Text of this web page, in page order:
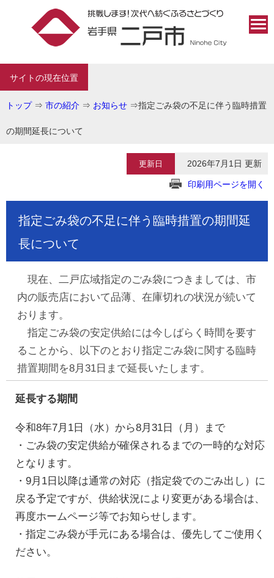
サイトの現在位置
トップ⇒ 市の紹介 ⇒ お知らせ ⇒指定ごみ袋の不足に伴う臨時措置
の期間延長について
更新日 2026年7月1日 更新
印刷用ページを開く
指定ごみ袋の不足に伴う臨時措置の期間延
長について
現在、二戸広域指定のごみ袋につきましては、市
内の販売店において品薄、在庫切れの状況が続いて
おります。
指定ごみ袋の安定供給には今しばらく時間を要す
ることから、以下のとおり指定ごみ袋に関する臨時
措置期間を8月31日まで延長いたします。
延長する期間
令和8年7月1日（水）から8月31日（月）まで
・ごみ袋の安定供給が確保されるまでの一時的な対応
となります。
・9月1日以降は通常の対応（指定袋でのごみ出し）に
戻る予定ですが、供給状況により変更がある場合は、
再度ホームページ等でお知らせします。
・指定ごみ袋が手元にある場合は、優先してご使用く
ださい。